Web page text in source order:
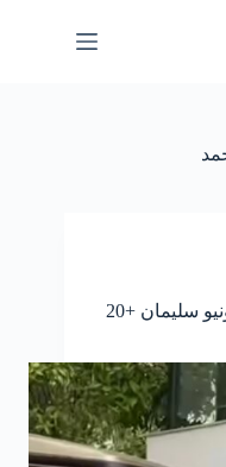
“حصريا” مقطع روان محمد مع انطونيو سليمان +20